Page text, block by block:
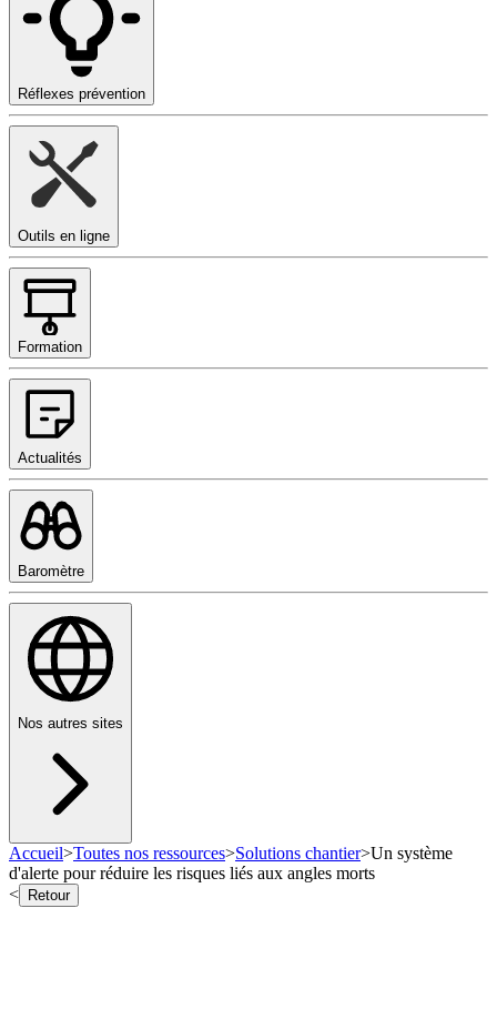
Réflexes prévention
Outils en ligne
Formation
Actualités
Baromètre
Nos autres sites
Accueil>Toutes nos ressources>Solutions chantier>Un système
d'alerte pour réduire les risques liés aux angles morts
<
Retour